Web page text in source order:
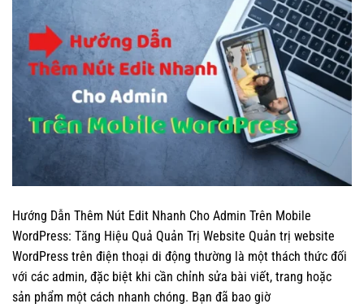
Hướng Dẫn Thêm Nút Edit Nhanh Cho Admin Trên Mobile
WordPress: Tăng Hiệu Quả Quản Trị Website Quản trị website
WordPress trên điện thoại di động thường là một thách thức đối
với các admin, đặc biệt khi cần chỉnh sửa bài viết, trang hoặc
sản phẩm một cách nhanh chóng. Bạn đã bao giờ